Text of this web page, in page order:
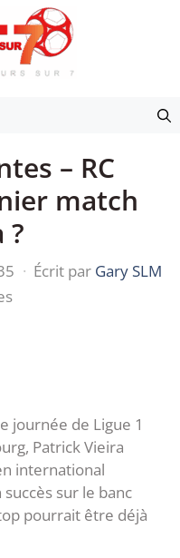
– RC
match
?
· Écrit par Gary SLM
journée de Ligue 1
Patrick Vieira
international
sur le banc
pourrait être déjà